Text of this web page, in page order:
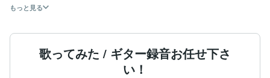
もっと見る
歌ってみた / ギター録音お任せ下さ
い！